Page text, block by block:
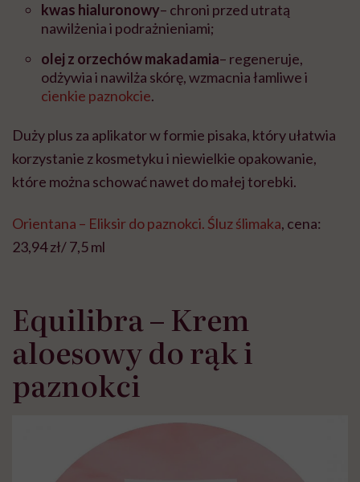
kwas hialuronowy– chroni przed utratą
nawilżenia i podrażnieniami;
olej z orzechów makadamia– regeneruje,
odżywia i nawilża skórę, wzmacnia łamliwe i
cienkie paznokcie.
Duży plus za aplikator w formie pisaka, który ułatwia
korzystanie z kosmetyku i niewielkie opakowanie,
które można schować nawet do małej torebki.
Orientana – Eliksir do paznokci. Śluz ślimaka, cena:
23,94 zł/ 7,5 ml
Equilibra – Krem
aloesowy do rąk i
paznokci